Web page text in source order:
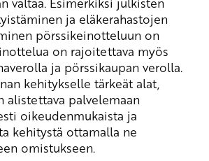
ja eläkerahastojen
pörssikeinotteluun on
on rajoitettava myös
ja pörssikaupan verolla.
kehitykselle tärkeät alat,
alistettava palvelemaan
oikeudenmukaista ja
kehitystä ottamalla ne
omistukseen.